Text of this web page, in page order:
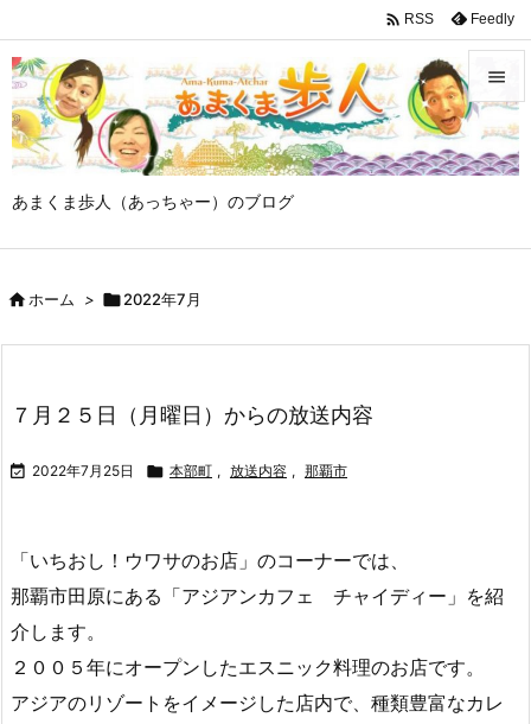
あまくま歩人（あっちゃー）のブログ


メニュ

 RSS Feedly
ホーム > 2022年7月
７月２５日（月曜日）からの放送内容
 2022年7月25日  本部町 , 放送内容 , 那覇市
「いちおし！ウワサのお店」のコーナーでは、
那覇市田原にある「アジアンカフェ チャイディー」を紹
介します。
２００５年にオープンしたエスニック料理のお店です。
アジアのリゾートをイメージした店内で、種類豊富なカレ